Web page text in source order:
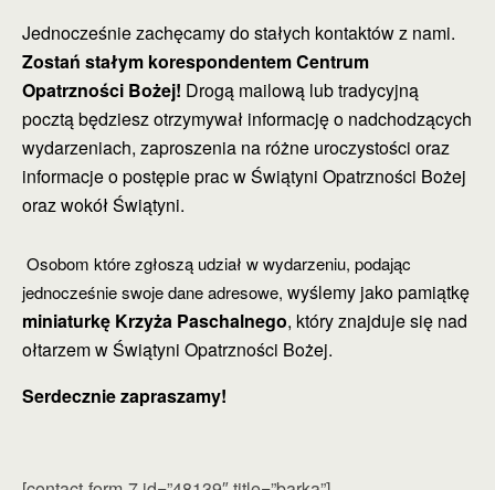
Jednocześnie zachęcamy do stałych kontaktów z nami.
Zostań stałym korespondentem Centrum
Opatrzności Bożej! Drogą mailową lub tradycyjną
pocztą będziesz otrzymywał informację o nadchodzących
wydarzeniach, zaproszenia na różne uroczystości oraz
informacje o postępie prac w Świątyni Opatrzności Bożej
oraz wokół Świątyni.
Osobom które zgłoszą udział w wydarzeniu, podając
jednocześnie swoje dane adresowe, wyślemy jako pamiątkę
miniaturkę Krzyża Paschalnego, który znajduje się nad
ołtarzem w Świątyni Opatrzności Bożej.
Serdecznie zapraszamy!